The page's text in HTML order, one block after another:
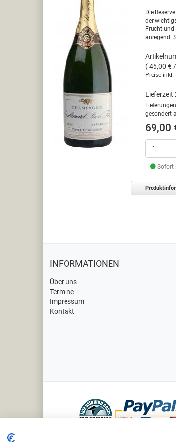
Die
der
Frucht und
anregend.
( 46,00 €
Preise
Lieferzeit
gesondert
69,00
Sofort
INFORMATIONEN
Über uns
Termine
Impressum
Kontakt